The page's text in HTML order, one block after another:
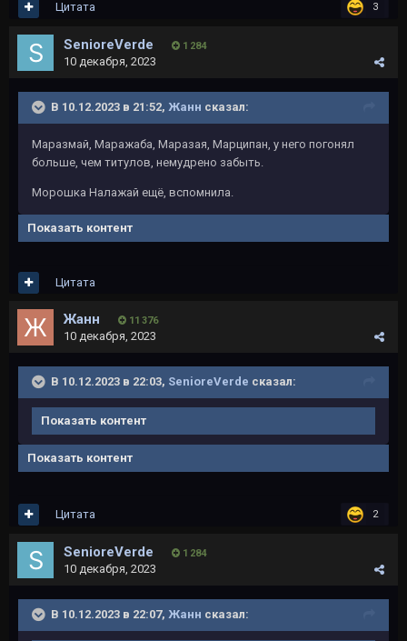
3
Цитата
SenioreVerde 1 284
10 декабря, 2023
В 10.12.2023 в 21:52, Жанн сказал:
Маразмай, Маражаба, Маразая, Марципан, у него погонял
больше, чем титулов, немудрено забыть.
Морошка Налажай ещё, вспомнила.
Показать контент
Цитата
Жанн 11 376
10 декабря, 2023
В 10.12.2023 в 22:03, SenioreVerde сказал:
Показать контент
Показать контент
2
Цитата
SenioreVerde 1 284
10 декабря, 2023
В 10.12.2023 в 22:07, Жанн сказал: